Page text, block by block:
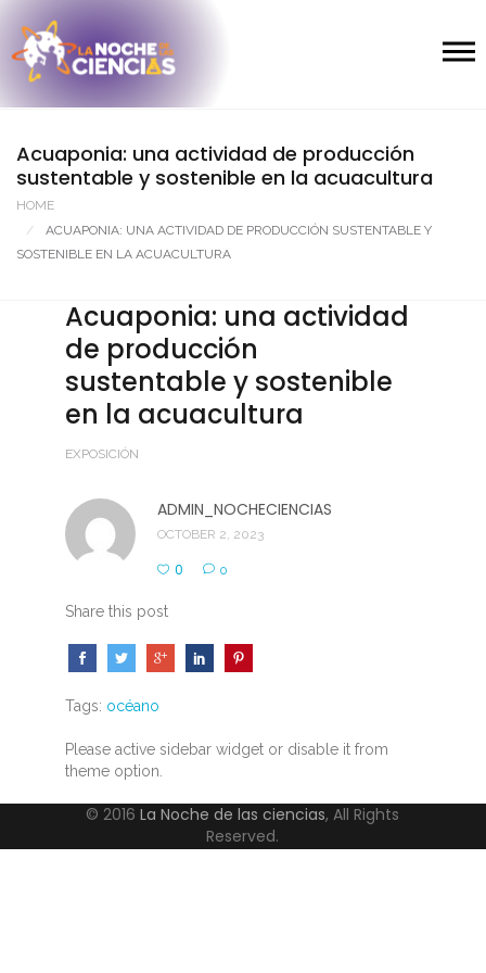
Acuaponia: una actividad de producción
sustentable y sostenible en la acuacultura
HOME
ACUAPONIA: UNA ACTIVIDAD DE PRODUCCIÓN SUSTENTABLE Y
SOSTENIBLE EN LA ACUACULTURA
Acuaponia: una actividad
de producción
sustentable y sostenible
en la acuacultura
EXPOSICIÓN
ADMIN_NOCHECIENCIAS
OCTOBER 2, 2023
0 0
Share this post
Tags: océano
Please active sidebar widget or disable it from
theme option.
© 2016La Noche de las ciencias, All Rights
Reserved.